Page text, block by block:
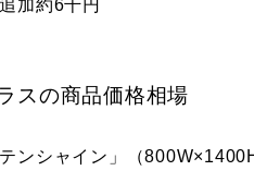
加約6千円
スの商品価格相場
ンシャイン」（